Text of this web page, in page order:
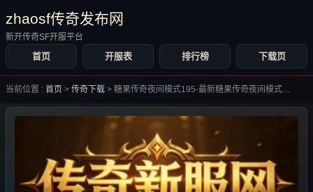
zhaosf传奇发布网
新开传奇SF开服平台
首页 开服表 排行榜 下载页
当前位置 : 首页 > 传奇下载 > 糖果传奇夜间模式195-最新糖果传奇夜间模式195合集大全-